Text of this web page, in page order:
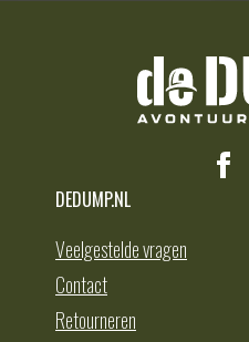
DEDUMP.NL
Veelgestelde vragen
Contact
Retourneren